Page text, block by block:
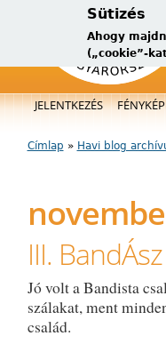
Sütizés
Ahogy
(„cookie”-
Főmenü
JELENTKEZÉS
Jelenlegi hely
Címlap » Havi blog
III.
Jó volt a Bandista
szálakat, ment
család.